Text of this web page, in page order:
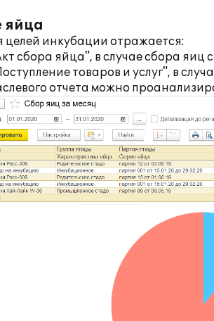
яйца
целей инкубации отражается:
сбора яйца", в случае сбора яиц
товаров и услуг", в
отчета можно